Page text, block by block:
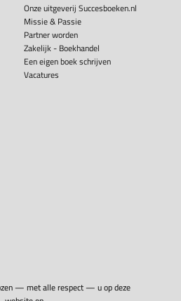
Onze uitgeverij Succesboeken.nl
Missie & Passie
Partner worden
Zakelijk - Boekhandel
Een eigen boek schrijven
Vacatures
— met alle respect — u op deze